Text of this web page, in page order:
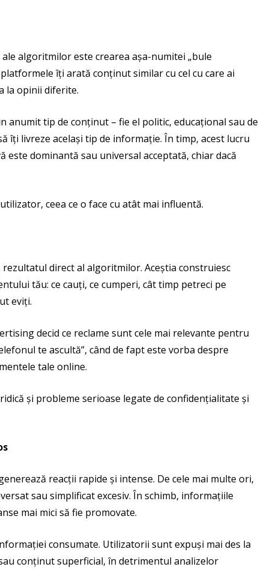
algoritmilor este crearea așa-numitei „bule
îți arată conținut similar cu cel cu care ai
la opinii diferite.
anumit tip de conținut – fie el politic, educațional sau de
îți livreze același tip de informație. În timp, acest lucru
este dominantă sau universal acceptată, chiar dacă
ceea ce o face cu atât mai influentă.
direct al algoritmilor. Aceștia construiesc
tău: ce cauți, ce cumperi, cât timp petreci pe
eviți.
decid ce reclame sunt cele mai relevante pentru
te ascultă”, când de fapt este vorba despre
tale online.
și probleme serioase legate de confidențialitate și
reacții rapide și intense. De cele mai multe ori,
sau simplificat excesiv. În schimb, informațiile
mai mici să fie promovate.
consumate. Utilizatorii sunt expuși mai des la
conținut superficial, în detrimentul analizelor